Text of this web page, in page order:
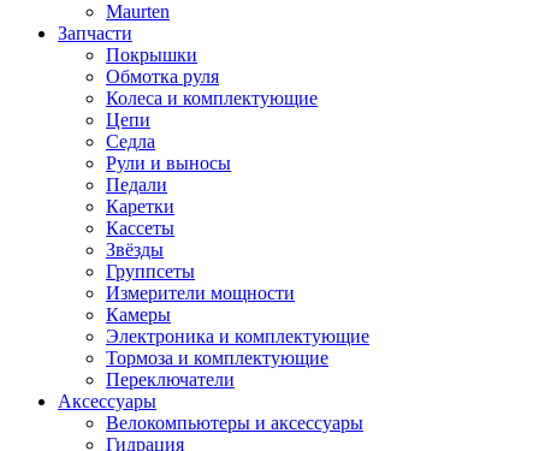
Maurten
Запчасти
Покрышки
Обмотка руля
Колеса и комплектующие
Цепи
Седла
Рули и выносы
Педали
Каретки
Кассеты
Звёзды
Группсеты
Измерители мощности
Камеры
Электроника и комплектующие
Тормоза и комплектующие
Переключатели
Аксессуары
Велокомпьютеры и аксессуары
Гидрация